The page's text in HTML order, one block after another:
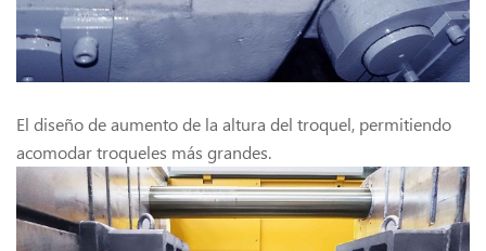
El diseño de aumento de la altura del troquel, permitiendo
acomodar troqueles más grandes.